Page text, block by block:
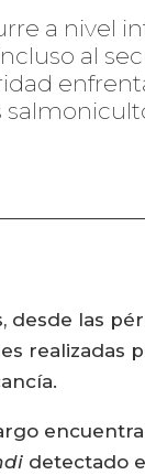
a nivel
al
desde las
realizadas
detectado